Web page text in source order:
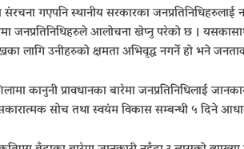
गएपनि स्थानीय सरकारका जनप्रतिनिधिहरुलाई
जनप्रतिनिधिहरुले आलोचना खेप्नु परेको छ ।
लागि उनीहरुको क्षमता अभिवृद्ध नगर्ने हो भने
कानुनी प्रावधानका बारेमा जनप्रतिनिधिलाई
सोच तथा स्वयंम विकास सम्बन्धी ५ दिने